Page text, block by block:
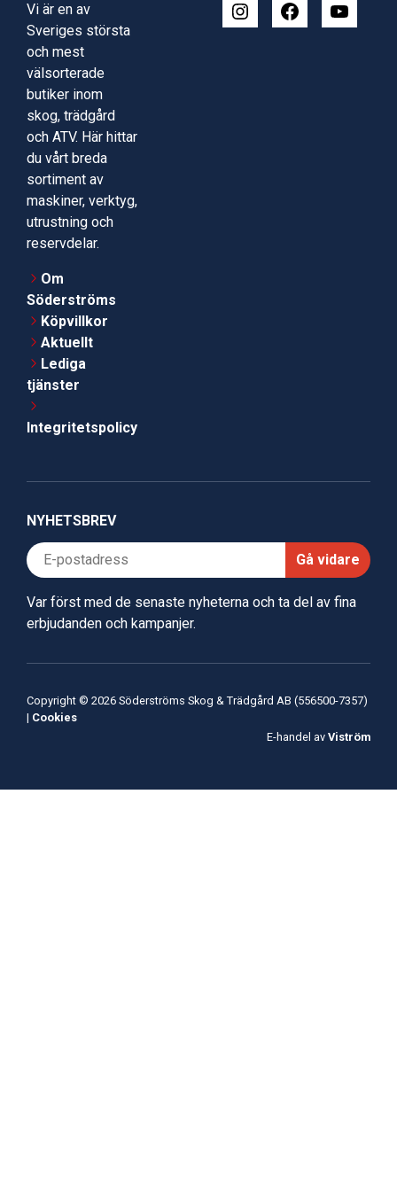
Vi är en av
Sveriges största
och mest
välsorterade
butiker inom
skog, trädgård
och ATV. Här hittar
du vårt breda
sortiment av
maskiner, verktyg,
utrustning och
reservdelar.
Om
Söderströms
Köpvillkor
Aktuellt
Lediga
tjänster
Integritetspolicy
NYHETSBREV
Gå vidare
Var först med de senaste nyheterna och ta del av fina
erbjudanden och kampanjer.
Copyright © 2026 Söderströms Skog & Trädgård AB (556500-7357)
| Cookies
E-handel av Viström